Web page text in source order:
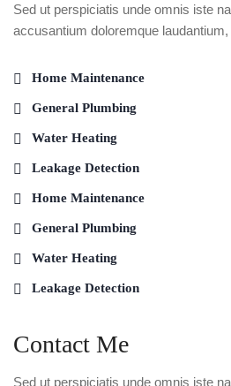
Sed ut perspiciatis unde omnis iste
accusantium doloremque
Home Maintenance
General Plumbing
Water Heating
Leakage Detection
Home Maintenance
General Plumbing
Water Heating
Leakage Detection
Contact Me
Sed ut perspiciatis unde omnis iste